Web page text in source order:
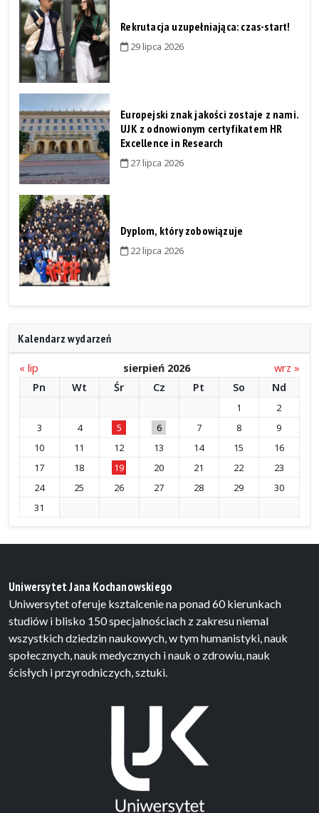
Rekrutacja uzupełniająca: czas-start!
29 lipca 2026
Europejski znak jakości zostaje z nami.
UJK z odnowionym certyfikatem HR
Excellence in Research
27 lipca 2026
Dyplom, który zobowiązuje
22 lipca 2026
Kalendarz wydarzeń
« lip sierpień 2026
wrz »
Pn
Wt Śr Cz Pt So Nd
1
2
3
4 5 6 7 8
9
10
11 12 13 14 15
16
17
18 19 20 21 22
23
24
25 26 27 28 29
30
31
Uniwersytet Jana Kochanowskiego
Uniwersytet oferuje ksztalcenie na ponad 60 kierunkach
studiów i blisko 150 specjalnościach z zakresu niemal
wszystkich dziedzin naukowych, w tym humanistyki, nauk
społecznych, nauk medycznych i nauk o zdrowiu, nauk
ścisłych i przyrodniczych, sztuki.